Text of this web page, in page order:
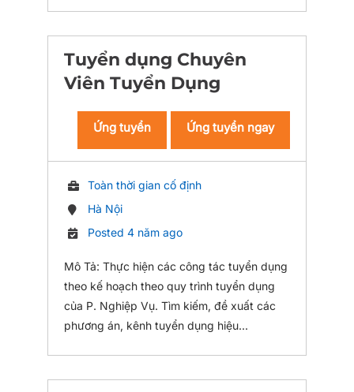
Tuyển dụng Chuyên
Viên Tuyển Dụng
Ứng tuyển Ứng tuyển ngay
Toàn thời gian cố định
Hà Nội
Posted 4 năm ago
Mô Tả: Thực hiện các công tác tuyển dụng
theo kế hoạch theo quy trình tuyển dụng
của P. Nghiệp Vụ. Tìm kiếm, đề xuất các
phương án, kênh tuyển dụng hiệu...